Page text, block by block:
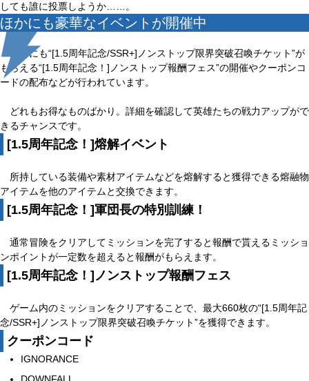
しても誰に投票しようか……。
ほかにも豪華なイベントが開催中
ほかにも“[1.5周年記念/SSR+]ノンストップ限界突破召喚チケット”が
もらえる“[1.5周年記念！]ノンストップ報酬フェス”の開催やクーポンコ
ードの配布などが行われています。
どれもお得なものばかり。詳細を確認して英雄たちの戦力アップがで
きるチャンスです。
[1.5周年記念！]熔解イベント
所持している装備や素材アイテムなどを熔解すると獲得できる熔融物
アイテムを他のアイテムと交換できます。
[1.5周年記念！]軍団長の特別訓練！
通常冒険をクリアしてミッションを完了すると報酬で貰えるミッショ
ンポイントが一定数を超えると報酬がもらえます。
[1.5周年記念！]ノンストップ報酬フェス
ゲーム内のミッションをクリアすることで、最大660枚の“[1.5周年記
念/SSR+]ノンストップ限界突破召喚チケット”を獲得できます。
クーポンコード
IGNORANCE